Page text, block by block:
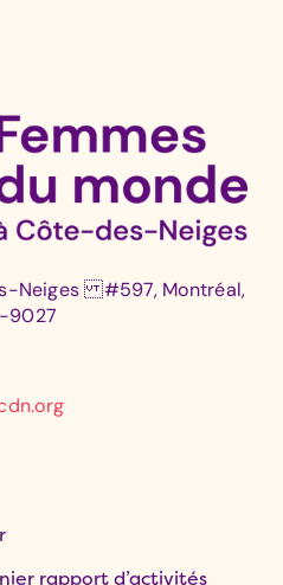
Neiges #597, Montréal,
9027
rapport d’activités